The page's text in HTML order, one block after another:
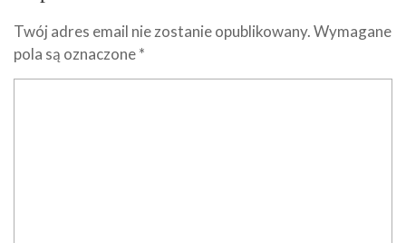
Twój adres email nie zostanie opublikowany.Wymagane
pola są oznaczone*